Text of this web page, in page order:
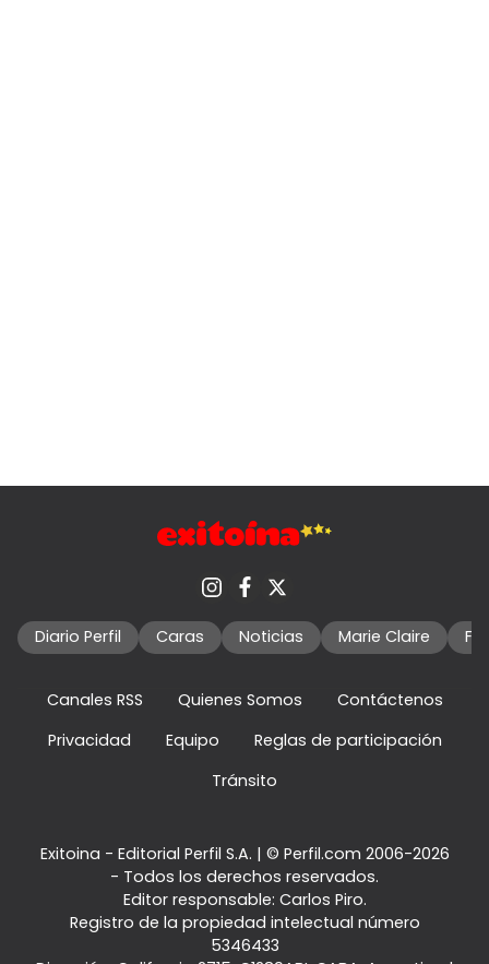
Diario Perfil Caras Noticias Marie Claire
Canales RSS Quienes Somos
Contáctenos
Privacidad
Equipo
Reglas de participación
Tránsito
Exitoina - Editorial Perfil S.A. | © Perfil.com 2006-2026
- Todos los derechos reservados.
Editor responsable: Carlos Piro.
Registro de la propiedad intelectual número
5346433